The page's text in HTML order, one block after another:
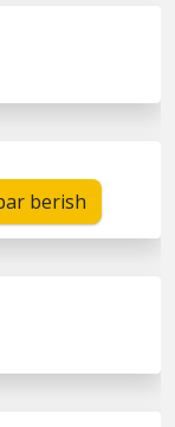
berish